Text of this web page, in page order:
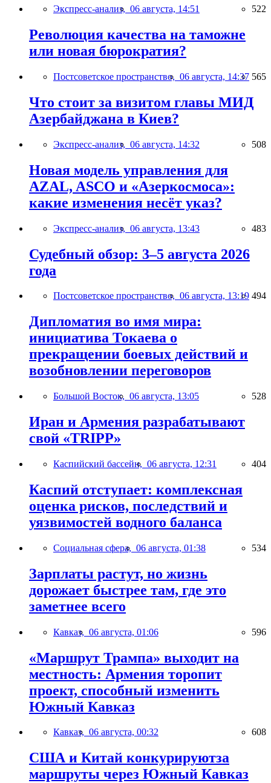
Экспресс-анализ, 06 августа, 14:51 522
Революция качества на таможне
или новая бюрократия?
Постсоветское пространство, 06 августа, 14:37 565
Что стоит за визитом главы МИД
Азербайджана в Киев?
Экспресс-анализ, 06 августа, 14:32 508
Новая модель управления для
AZAL, ASCO и «Азеркосмоса»:
какие изменения несёт указ?
Экспресс-анализ, 06 августа, 13:43 483
Судебный обзор: 3–5 августа 2026
года
Постсоветское пространство, 06 августа, 13:19 494
Дипломатия во имя мира:
инициатива Токаева о
прекращении боевых действий и
возобновлении переговоров
Большой Восток, 06 августа, 13:05 528
Иран и Армения разрабатывают
свой «TRIPP»
Каспийский бассейн, 06 августа, 12:31 404
Каспий отступает: комплексная
оценка рисков, последствий и
уязвимостей водного баланса
Социальная сфера, 06 августа, 01:38 534
Зарплаты растут, но жизнь
дорожает быстрее там, где это
заметнее всего
Кавказ, 06 августа, 01:06 596
«Маршрут Трампа» выходит на
местность: Армения торопит
проект, способный изменить
Южный Кавказ
Кавказ, 06 августа, 00:32 608
США и Китай конкурируютза
маршруты через Южный Кавказ